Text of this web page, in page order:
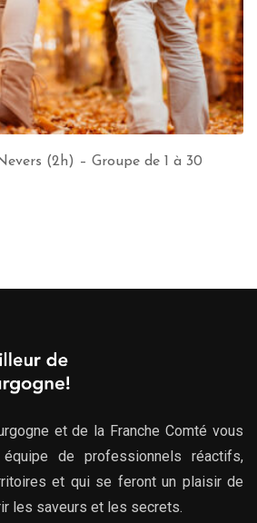
(2h) – Groupe de 1 à 30
et de la Franche Comté vous
de professionnels réactifs,
et qui se feront un plaisir de
les saveurs et les secrets.